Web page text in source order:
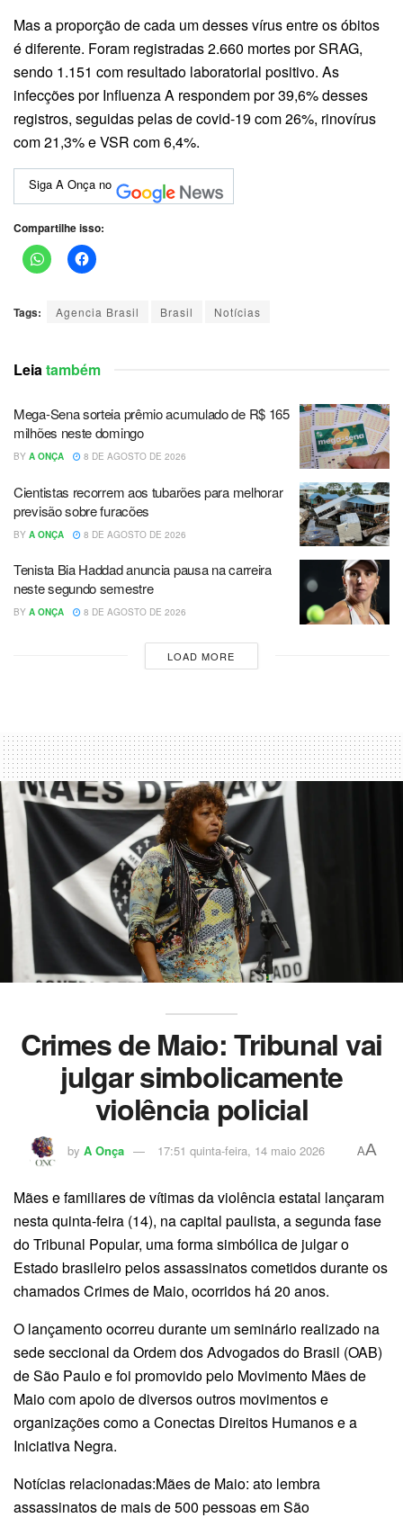
Mas a proporção de cada um desses vírus entre os óbitos
é diferente. Foram registradas 2.660 mortes por SRAG,
sendo 1.151 com resultado laboratorial positivo. As
infecções por Influenza A respondem por 39,6% desses
registros, seguidas pelas de covid-19 com 26%, rinovírus
com 21,3% e VSR com 6,4%.
Siga A Onça no
Compartilhe isso:
Tags: Agencia Brasil Brasil Notícias
Leiatambém
Mega-Sena sorteia prêmio acumulado de R$ 165
milhões neste domingo
BY A ONÇA 8 DE AGOSTO DE 2026
Cientistas recorrem aos tubarões para melhorar
previsão sobre furacões
BY A ONÇA 8 DE AGOSTO DE 2026
Tenista Bia Haddad anuncia pausa na carreira
neste segundo semestre
BY A ONÇA 8 DE AGOSTO DE 2026
LOAD MORE
Crimes de Maio: Tribunal vai
julgar simbolicamente
violência policial
by A Onça 17:51 quinta-feira, 14 maio 2026 AA
Mães e familiares de vítimas da violência estatal lançaram
nesta quinta-feira (14), na capital paulista, a segunda fase
do Tribunal Popular, uma forma simbólica de julgar o
Estado brasileiro pelos assassinatos cometidos durante os
chamados Crimes de Maio, ocorridos há 20 anos.
O lançamento ocorreu durante um seminário realizado na
sede seccional da Ordem dos Advogados do Brasil (OAB)
de São Paulo e foi promovido pelo Movimento Mães de
Maio com apoio de diversos outros movimentos e
organizações como a Conectas Direitos Humanos e a
Iniciativa Negra.
Notícias relacionadas:Mães de Maio: ato lembra
assassinatos de mais de 500 pessoas em São